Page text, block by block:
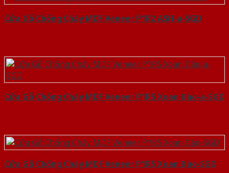
Cửa Gỗ Chống Cháy MDF Veneer P1R2 ASH-a-SGD
Cửa Gỗ Chống Cháy MDF Veneer P1R5 Xoan Đào-a-SGD
Cửa Gỗ Chống Cháy MDF Veneer P1R5 Xoan Đào-SGD